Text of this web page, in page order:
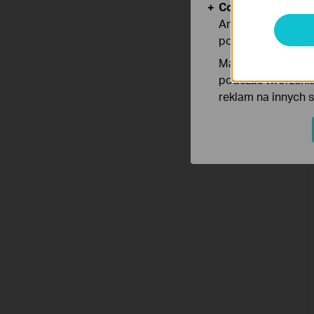
Cookies
Analiza - Te pliki
poprawę i
Marketing - Te
podczas
reklam na innych